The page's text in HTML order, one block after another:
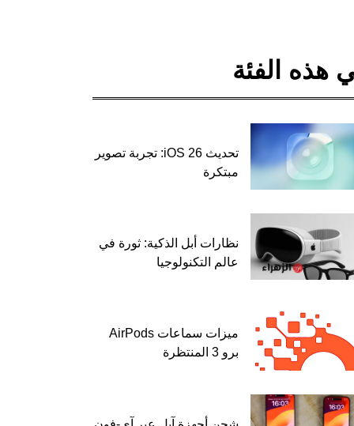
هذه الفئة
تحديث iOS 26: تجربة تصوير
مبتكرة
نظارات أبل الذكية: ثورة في
عالم التكنولوجيا
ميزات سماعات AirPods
برو 3 المنتظرة